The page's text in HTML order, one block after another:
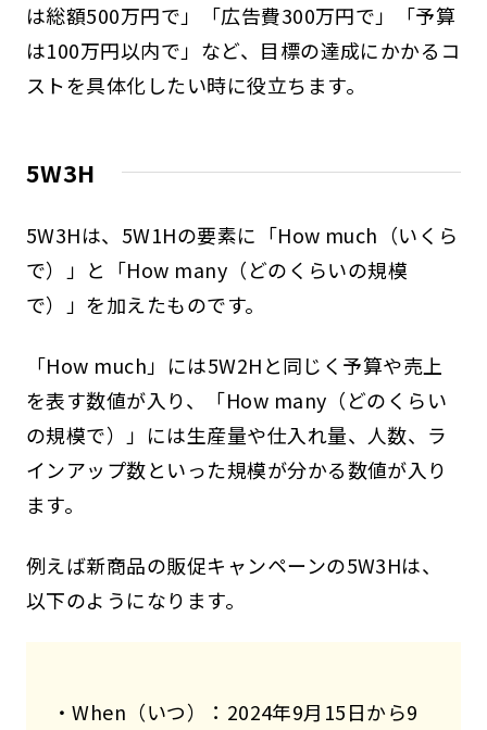
は総額500万円で」「広告費300万円で」「予算
は100万円以内で」など、目標の達成にかかるコ
ストを具体化したい時に役立ちます。
5W3H
5W3Hは、5W1Hの要素に「How much（いくら
で）」と「How many（どのくらいの規模
で）」を加えたものです。
「How much」には5W2Hと同じく予算や売上
を表す数値が入り、「How many（どのくらい
の規模で）」には生産量や仕入れ量、人数、ラ
インアップ数といった規模が分かる数値が入り
ます。
例えば新商品の販促キャンペーンの5W3Hは、
以下のようになります。
・When（いつ）：2024年9月15日から9